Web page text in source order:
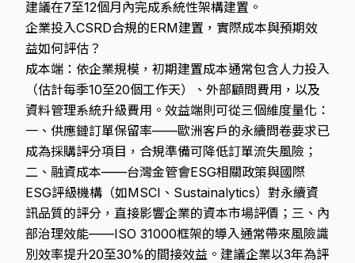
建議在7至12個月內完成系統性架構建置。
企業投入CSRD合規的ERM建置，實際成本與預期效
益如何評估？
成本端：依企業規模，初期建置成本通常包含人力投入
（估計每季10至20個工作天）、外部顧問費用，以及
資料管理系統升級費用。效益端則可從三個維度量化：
一、供應鏈訂單保留率——歐洲客戶的永續問卷要求已
成為採購評分項目，合規準備可降低訂單流失風險；
二、融資成本——台灣金管會ESG相關政策與國際
ESG評級機構（如MSCI、Sustainalytics）對永續資
訊品質的評分，直接影響企業的資本市場評價；三、內
部治理效能——ISO 31000框架的導入通常帶來風險識
別效率提升20至30%的間接效益。建議企業以3年為評